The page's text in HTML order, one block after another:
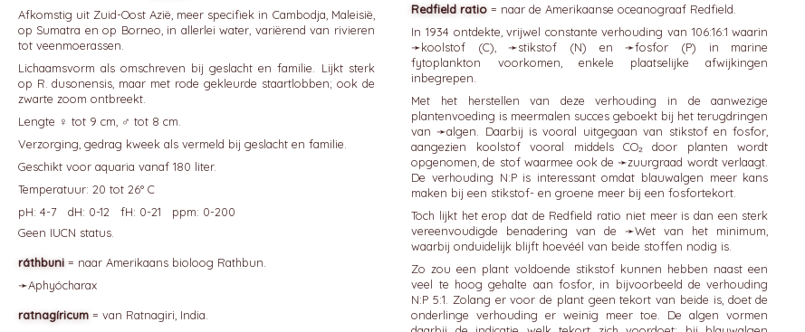
Afkomstig uit Zuid-Oost Azië, meer specifiek in Cambodja, Maleisië,
op Sumatra en op Borneo, in allerlei water, variërend van rivieren
tot veenmoerassen.
Lichaamsvorm als omschreven bij geslacht en familie. Lijkt sterk
op R. dusonensis, maar met rode gekleurde staartlobben; ook de
zwarte zoom ontbreekt.
Lengte ♀ tot 9 cm, ♂ tot 8 cm.
Verzorging, gedrag kweek als vermeld bij geslacht en familie.
Geschikt voor aquaria vanaf 180 liter.
Temperatuur: 20 tot 26° C
pH: 4-7 dH: 0-12 fH: 0-21 ppm: 0-200
Geen IUCN status.
ráthbuni = naar Amerikaans bioloog Rathbun.
➛Aphyócharax
ratnagíricum = van Ratnagiri, India.
Redfield ratio = naar de Amerikaanse oceanograaf Redfield.
In 1934 ontdekte, vrijwel constante verhouding van 106:16:1 waarin
➛koolstof (C), ➛stikstof (N) en ➛fosfor (P) in marine
fytoplankton voorkomen, enkele plaatselijke afwijkingen
inbegrepen.
Met het herstellen van deze verhouding in de aanwezige
plantenvoeding is meermalen succes geboekt bij het terugdringen
van ➛algen . Daarbij is vooral uitgegaan van stikstof en fosfor,
aangezien koolstof vooral middels CO₂ door planten wordt
opgenomen, de stof waarmee ook de ➛zuurgraad wordt verlaagt.
De verhouding N:P is interessant omdat blauwalgen meer kans
maken bij een stikstof- en groene meer bij een fosfortekort.
Toch lijkt het erop dat de Redfield ratio niet meer is dan een sterk
vereenvoudigde benadering van de ➛Wet van het minimum
waarbij onduidelijk blijft hoevéél van beide stoffen nodig is.
Zo zou een plant voldoende stikstof kunnen hebben naast een
veel te hoog gehalte aan fosfor, in bijvoorbeeld de verhouding
N:P 5:1. Zolang er voor de plant geen tekort van beide is, doet de
onderlinge verhouding er weinig meer toe. De algen vormen